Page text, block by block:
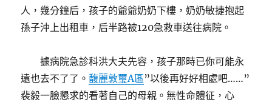
人，幾分鐘后，孩子的爺爺奶奶下樓，奶奶敏捷抱起
孫子沖上出租車，后半路被120急救車送往病院。
據病院急診科洪大夫先容，孩子那時已你可能永
遠也去不了了。馥麗敦璽A區”以後再好好相處吧……”
裴毅一臉懇求的看著自己的母親。無性命體征，心